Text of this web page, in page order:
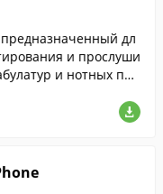
дл
и прослуши
и нотных пар